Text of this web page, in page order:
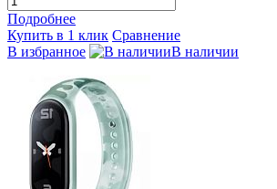
Подробнее
Купить в 1 клик Сравнение
В избранное
В наличии